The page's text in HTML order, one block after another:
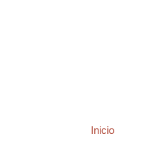
Inicio